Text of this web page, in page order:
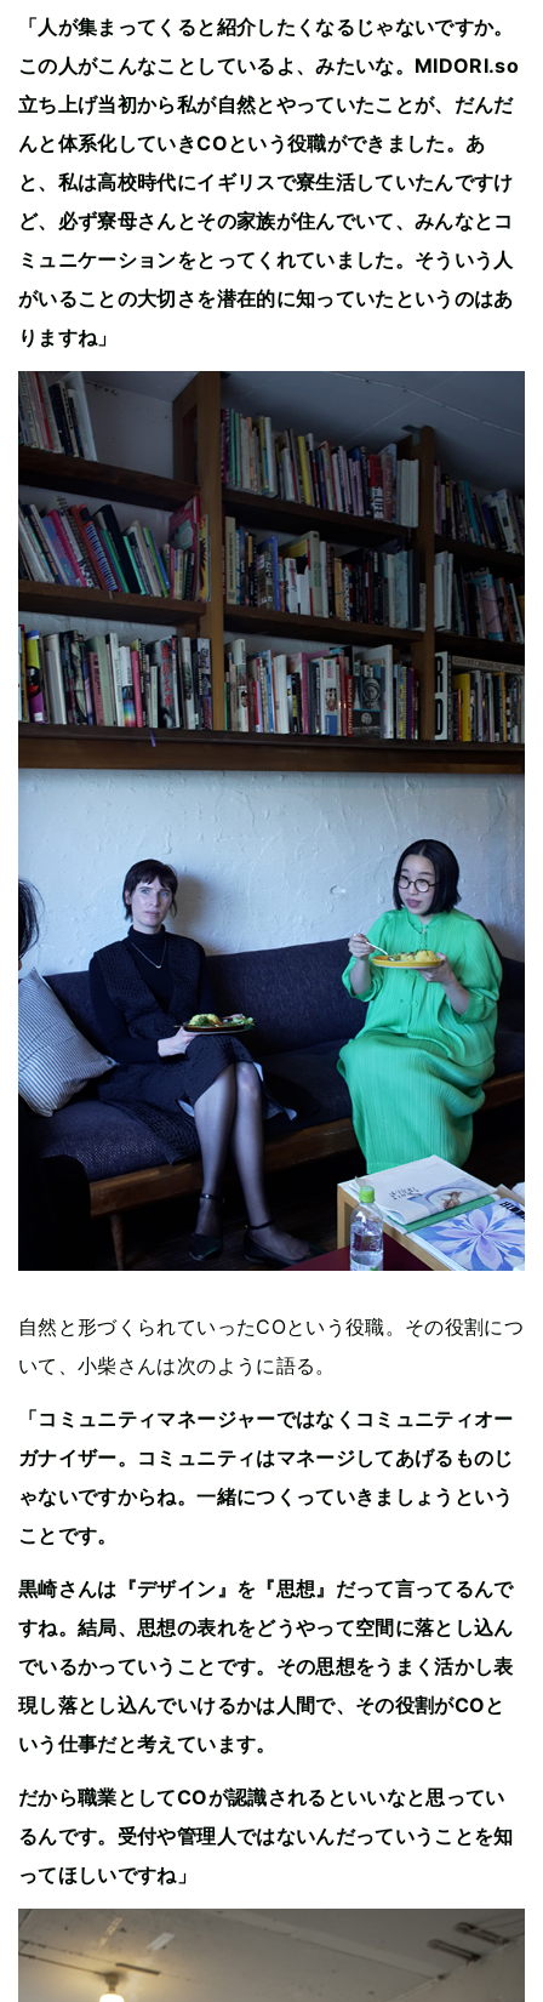
「人が集まってくると紹介したくなるじゃないですか。
この人がこんなことしているよ、みたいな。MIDORI.so
立ち上げ当初から私が自然とやっていたことが、だんだ
んと体系化していきCOという役職ができました。あ
と、私は高校時代にイギリスで寮生活していたんですけ
ど、必ず寮母さんとその家族が住んでいて、みんなとコ
ミュニケーションをとってくれていました。そういう人
がいることの大切さを潜在的に知っていたというのはあ
りますね」
自然と形づくられていったCOという役職。その役割につ
いて、小柴さんは次のように語る。
「コミュニティマネージャーではなくコミュニティオー
ガナイザー。コミュニティはマネージしてあげるものじ
ゃないですからね。一緒につくっていきましょうという
ことです。
黒崎さんは『デザイン』を『思想』だって言ってるんで
すね。結局、思想の表れをどうやって空間に落とし込ん
でいるかっていうことです。その思想をうまく活かし表
現し落とし込んでいけるかは人間で、その役割がCOと
いう仕事だと考えています。
だから職業としてCOが認識されるといいなと思ってい
るんです。受付や管理人ではないんだっていうことを知
ってほしいですね」